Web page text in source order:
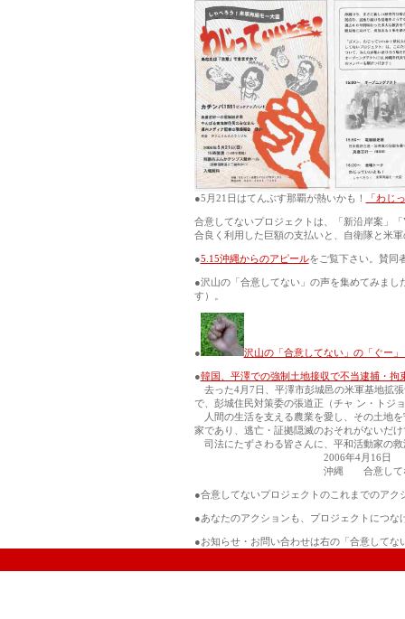
●5月21日はてんぶす那覇が熱いかも！ 「わじ
合意してないプロジェクトは、「新沿岸案」
合良く利用した巨額の支払いと、自衛隊と米
●5.15沖縄からのアピールをご覧下さい。賛同
●沢山の「合意してない」の声を集めてみまし
す）。
● 沢山の「合意してない」の「ぐー
●韓国、平澤での強制土地接収で不当逮捕・
去った4月7日、平澤市彭城邑の米軍基地拡
で、彭城住民対策委の張道正（チャ ン・トジ
人間の生活を支える農業を愛し、その土地
家であり、逃亡・証拠隠滅のおそれがないだ
司法にたずさわる皆さんに、平和活動家の
2006年4月16日
沖縄 合意してないプ
●合意してないプロジェクトのこれまでのアク
●あなたのアクションも、プロジェクトにつな
●お知らせ・お問い合わせは右の「合意してな